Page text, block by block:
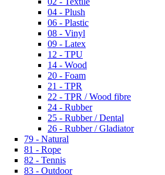
04 - Plush
06 - Plastic
08 - Vinyl
09 - Latex
12 - TPU
14 - Wood
20 - Foam
21 - TPR
22 - TPR / Wood fibre
24 - Rubber
25 - Rubber / Dental
26 - Rubber / Gladiator
79 - Natural
81 - Rope
82 - Tennis
83 - Outdoor